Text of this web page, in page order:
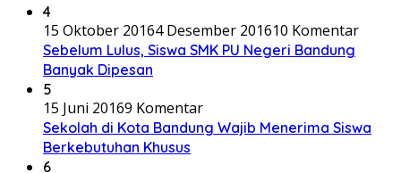
4
15 Oktober 20164 Desember 201610 Komentar
Sebelum Lulus, Siswa SMK PU Negeri Bandung
Banyak Dipesan
5
15 Juni 20169 Komentar
Sekolah di Kota Bandung Wajib Menerima Siswa
Berkebutuhan Khusus
6